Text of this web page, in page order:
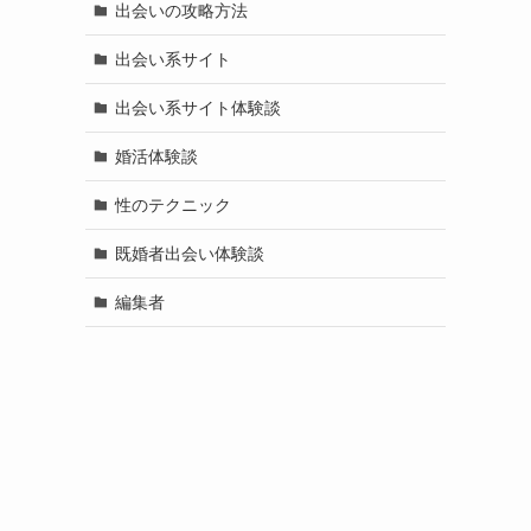
出会いの攻略方法
出会い系サイト
出会い系サイト体験談
婚活体験談
性のテクニック
既婚者出会い体験談
編集者